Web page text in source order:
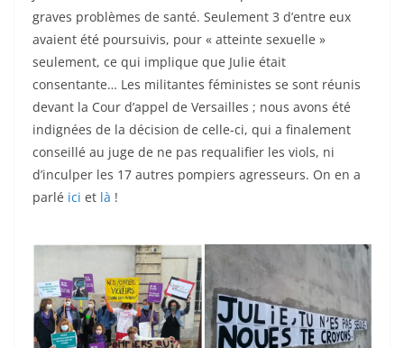
graves problèmes de santé. Seulement 3 d’entre eux
avaient été poursuivis, pour « atteinte sexuelle »
seulement, ce qui implique que Julie était
consentante… Les militantes féministes se sont réunis
devant la Cour d’appel de Versailles ; nous avons été
indignées de la décision de celle-ci, qui a finalement
conseillé au juge de ne pas requalifier les viols, ni
d’inculper les 17 autres pompiers agresseurs. On en a
parlé ici et là !